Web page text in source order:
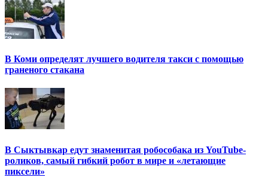
В Коми определят лучшего водителя такси с помощью
граненого стакана
В Сыктывкар едут знаменитая робособака из YouTube-
роликов, самый гибкий робот в мире и «летающие
пиксели»